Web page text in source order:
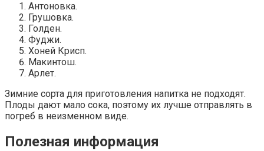
Антоновка.
Грушовка.
Голден.
Фуджи.
Хоней Крисп.
Макинтош.
Арлет.
Зимние сорта для приготовления напитка не подходят.
Плоды дают мало сока, поэтому их лучше отправлять в
погреб в неизменном виде.
Полезная информация